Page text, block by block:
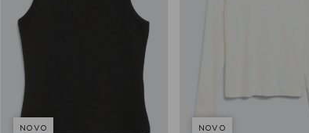
NOVO NOVO